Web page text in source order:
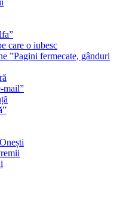
care o iubesc
”Pagini fermecate, gânduri
mail”